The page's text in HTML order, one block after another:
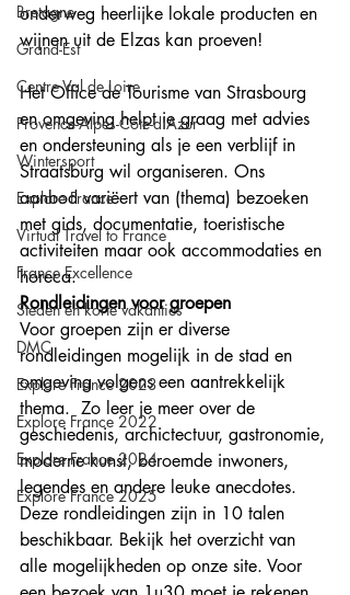
Bretagne
Grand-Est
Centre Val de Loire
Provence-Alpes-Côte-d'Azur
Wintersport
Explore France
Virtual Travel to France
France Excellence
Steden en korte vakanties
DMC
Explore France 2023
Explore France 2022
Explore France 2024
Explore France 2025
onderweg heerlijke lokale producten en
wijnen uit de Elzas kan proeven!
Het Office de Tourisme van Strasbourg
en omgeving helpt je graag met advies
en ondersteuning als je een verblijf in
Straatsburg wil organiseren. Ons
aanbod variëert van (thema) bezoeken
met gids, documentatie, toeristische
activiteiten maar ook accommodaties en
horeca.
Rondleidingen voor groepen
Voor groepen zijn er diverse
rondleidingen mogelijk in de stad en
omgeving volgens een aantrekkelijk
thema.  Zo leer je meer over de
geschiedenis, archictectuur, gastronomie,
moderne kunst, beroemde inwoners,
legendes en andere leuke anecdotes.
Deze rondleidingen zijn in 10 talen
beschikbaar. Bekijk het overzicht van
alle mogelijkheden op onze site. Voor